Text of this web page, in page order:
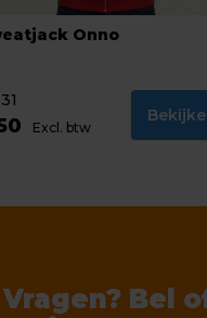
Onno
Excl. btw
Vragen? Bel